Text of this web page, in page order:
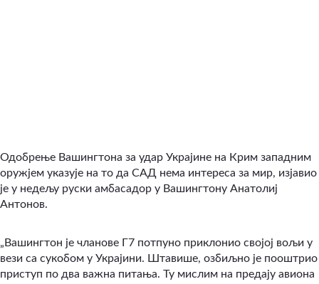
Одобрење Вашингтона за удар Украјине на Крим западним
оружјем указује на то да САД нема интереса за мир, изјавио
је у недељу руски амбасадор у Вашингтону Анатолиј
Антонов.
„Вашингтон је чланове Г7 потпуно приклонио својој вољи у
вези са сукобом у Украјини. Штавише, озбиљно је пооштрио
приступ по два важна питања. Ту мислим на предају авиона